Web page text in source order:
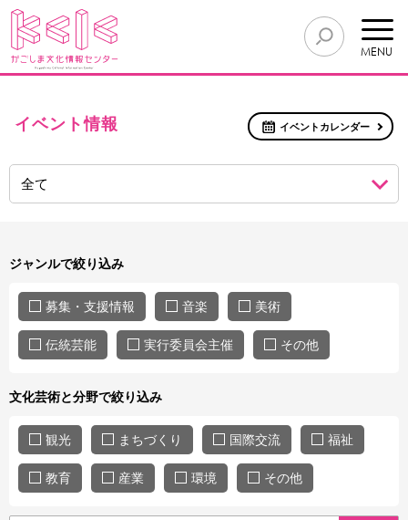
MENU
イベント情報 イベントカレンダー
ジャンルで絞り込み
募集・支援情報 音楽 美術
伝統芸能 実行委員会主催 その他
文化芸術と分野で絞り込み
観光 まちづくり 国際交流 福祉
教育 産業 環境 その他